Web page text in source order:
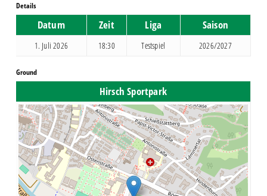
Details
Datum Zeit Liga Saison
1. Juli 2026 18:30 Testspiel 2026/2027
Ground
Hirsch Sportpark